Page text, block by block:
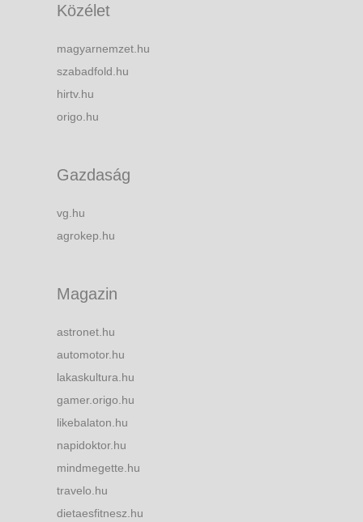
Közélet
magyarnemzet.hu
szabadfold.hu
hirtv.hu
origo.hu
Gazdaság
vg.hu
agrokep.hu
Magazin
astronet.hu
automotor.hu
lakaskultura.hu
gamer.origo.hu
likebalaton.hu
napidoktor.hu
mindmegette.hu
travelo.hu
dietaesfitnesz.hu